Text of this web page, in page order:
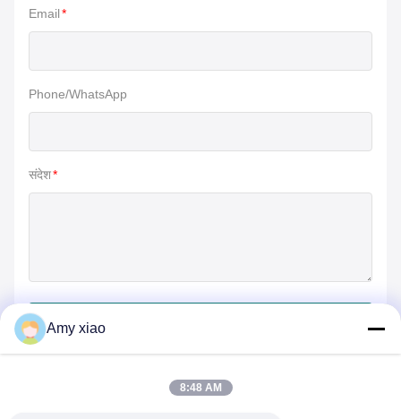
Email*
Phone/WhatsApp
संदेश*
Amy xiao
8:48 AM